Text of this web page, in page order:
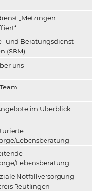
„Metzingen
und Beratungsdienst
(SBM)
uns
im Überblick
Lebensberatung
Lebensberatung
Notfallversorgung
Reutlingen